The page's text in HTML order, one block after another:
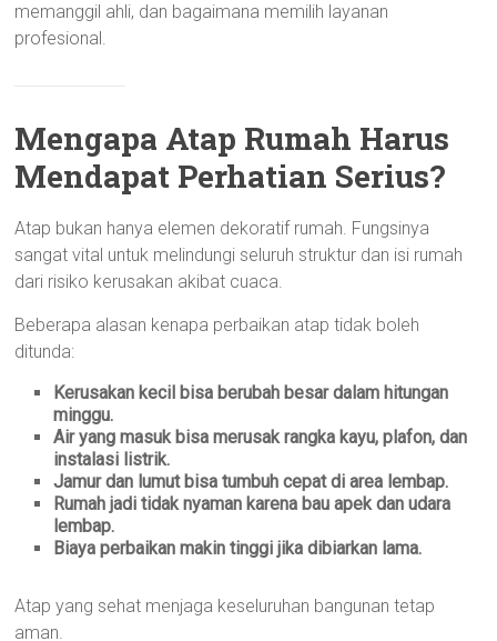
memanggil ahli, dan bagaimana memilih layanan
profesional.
Mengapa Atap Rumah Harus
Mendapat Perhatian Serius?
Atap bukan hanya elemen dekoratif rumah. Fungsinya
sangat vital untuk melindungi seluruh struktur dan isi rumah
dari risiko kerusakan akibat cuaca.
Beberapa alasan kenapa perbaikan atap tidak boleh
ditunda:
Kerusakan kecil bisa berubah besar dalam hitungan
minggu.
Air yang masuk bisa merusak rangka kayu, plafon, dan
instalasi listrik.
Jamur dan lumut bisa tumbuh cepat di area lembap.
Rumah jadi tidak nyaman karena bau apek dan udara
lembap.
Biaya perbaikan makin tinggi jika dibiarkan lama.
Atap yang sehat menjaga keseluruhan bangunan tetap
aman.